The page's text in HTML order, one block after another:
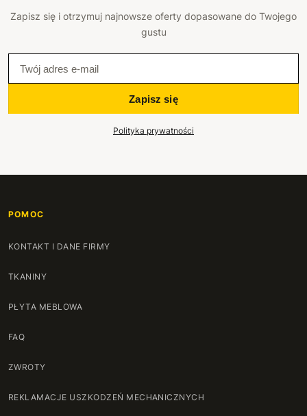
Zapisz się i otrzymuj najnowsze oferty dopasowane do Twojego
gustu
Zapisz się
Polityka prywatności
POMOC
KONTAKT I DANE FIRMY
TKANINY
PŁYTA MEBLOWA
FAQ
ZWROTY
REKLAMACJE USZKODZEŃ MECHANICZNYCH